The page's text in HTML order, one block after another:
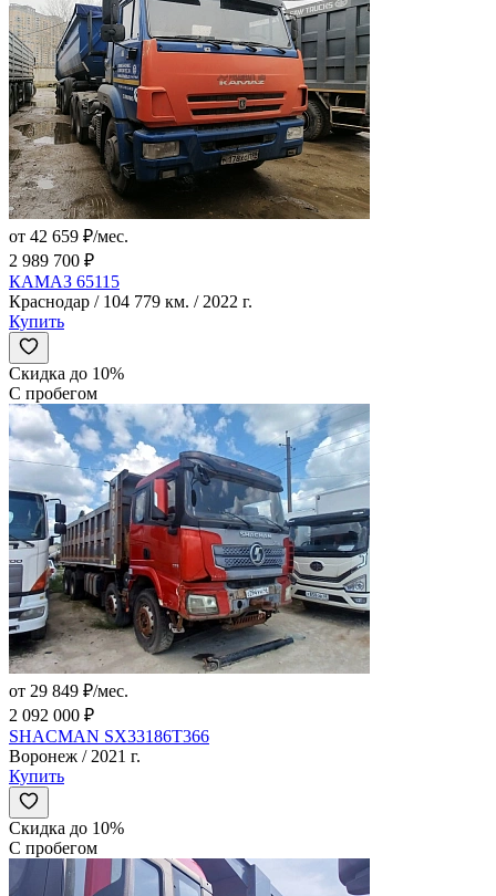
от 42 659 ₽/мес.
2 989 700 ₽
КАМАЗ 65115
Краснодар / 104 779 км. / 2022 г.
Купить
Скидка до 10%
С пробегом
от 29 849 ₽/мес.
2 092 000 ₽
SHACMAN SX33186T366
Воронеж / 2021 г.
Купить
Скидка до 10%
С пробегом